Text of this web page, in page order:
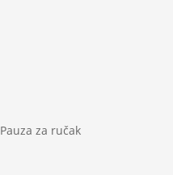
Pauza za ručak